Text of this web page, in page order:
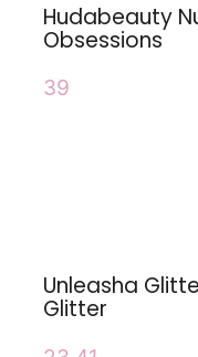
Hudabeauty
Obsessions
39
Unleasha
Glitter